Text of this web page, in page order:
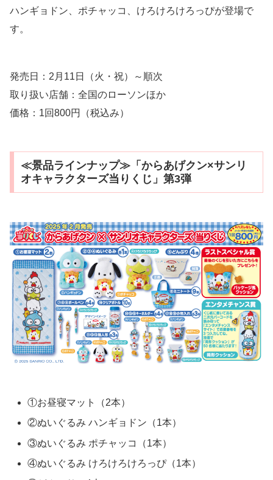
ハンギョドン、ポチャッコ、けろけろけろっぴが登場で
す。
発売日：2月11日（火・祝）～順次
取り扱い店舗：全国のローソンほか
価格：1回800円（税込み）
≪景品ラインナップ≫「からあげクン×サンリ
オキャラクターズ当りくじ」第3弾
①お昼寝マット（2本）
②ぬいぐるみ ハンギョドン（1本）
③ぬいぐるみ ポチャッコ（1本）
④ぬいぐるみ けろけろけろっぴ（1本）